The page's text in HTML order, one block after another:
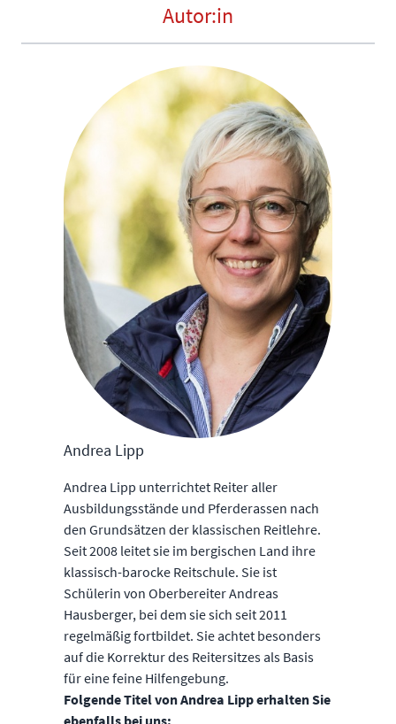
Autor:in
Andrea Lipp
Andrea Lipp unterrichtet Reiter aller
Ausbildungsstände und Pferderassen nach
den Grundsätzen der klassischen Reitlehre.
Seit 2008 leitet sie im bergischen Land ihre
klassisch-barocke Reitschule. Sie ist
Schülerin von Oberbereiter Andreas
Hausberger, bei dem sie sich seit 2011
regelmäßig fortbildet. Sie achtet besonders
auf die Korrektur des Reitersitzes als Basis
für eine feine Hilfengebung.
Folgende Titel von Andrea Lipp erhalten Sie
ebenfalls bei uns: